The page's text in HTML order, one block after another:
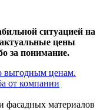
ситуацией на
цены
за понимание.
фасадных материалов